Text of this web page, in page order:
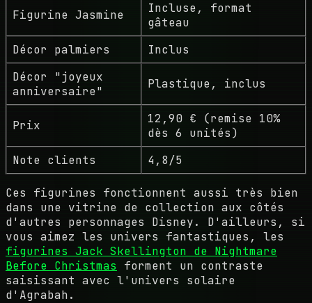
Figurine Jasmine
Incluse, format
gâteau
Décor palmiers
Inclus
Décor "joyeux
anniversaire"
Plastique, inclus
Prix
12,90 € (remise 10%
dès 6 unités)
Note clients
4,8/5
Ces figurines fonctionnent aussi très bien
dans une vitrine de collection aux côtés
d'autres personnages Disney. D'ailleurs, si
vous aimez les univers fantastiques, les
figurines Jack Skellington de Nightmare
Before Christmas forment un contraste
saisissant avec l'univers solaire
d'Agrabah.